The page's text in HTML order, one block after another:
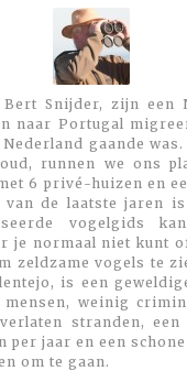
Snijder, zijn een
naar Portugal
gaande
runnen we ons
6 privé-huizen en
de laatste jaren is
vogelgids
je normaal niet kunt
zeldzame vogels te
is een
weinig
stranden,
per jaar en een schone
om te gaan.